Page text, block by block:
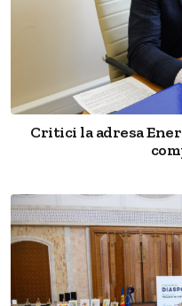
Critici la adresa